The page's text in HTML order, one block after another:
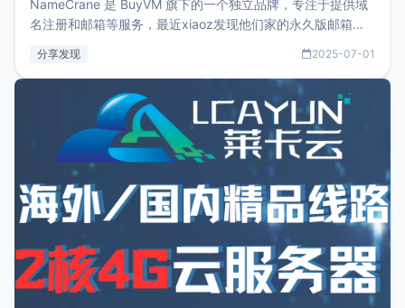
NameCrane 是 BuyVM 旗下的一个独立品牌，专注于提供域
名注册和邮箱等服务，最近xiaoz发现他们家的永久版邮箱服
又实惠的域名邮箱，不妨尝试一下 NameCrane。注册
NameCraneNameCrane不支持直接注册，必须要购买
分享发现 2025-07-01